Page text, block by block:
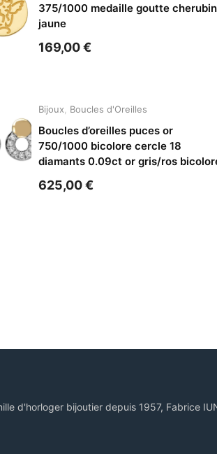
375/1000 medaille goutte cherubin
jaune
169,00€
Bijoux Boucles d'Oreilles
Boucles d’oreilles puces or
750/1000 bicolore cercle 18
diamants 0.09ct or gris/ros
625,00€
d'horloger bijoutier depuis 1957, Fabrice